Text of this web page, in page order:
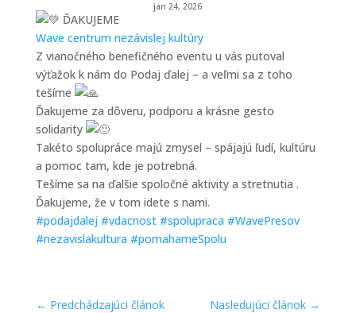
jan 24, 2026
ĎAKUJEME
Wave centrum nezávislej kultúry
Z vianočného benefičného eventu u vás putoval
výťažok k nám do Podaj ďalej – a veľmi sa z toho
tešíme
Ďakujeme za dôveru, podporu a krásne gesto
solidarity
Takéto spolupráce majú zmysel – spájajú ľudí, kultúru
a pomoc tam, kde je potrebná.
Tešíme sa na ďalšie spoločné aktivity a stretnutia .
Ďakujeme, že v tom idete s nami.
#podajdalej #vdacnost #spolupraca #WavePresov
#nezavislakultura #pomahameSpolu
← Predchádzajúci článok Nasledujúci článok →